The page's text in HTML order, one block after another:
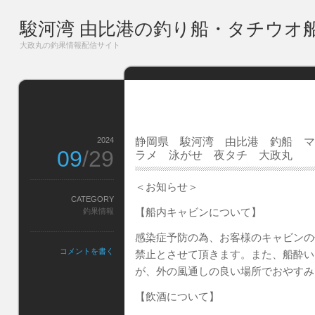
駿河湾 由比港の釣り船・タチウオ
大政丸の釣果情報配信サイト
静岡県 駿河湾 由比港 釣船
ラメ 泳がせ 夜タチ 大政丸
＜お知らせ＞
【船内キャビンについて】
感染症予防の為、お客様のキャビン
禁止とさせて頂きます。また、船酔
が、外の風通しの良い場所でおやす
【飲酒について】
2024
09/29
CATEGORY
釣果情報
コメントを書く